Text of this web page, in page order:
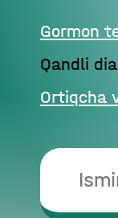
Gormon
Qandli
Ortiqcha